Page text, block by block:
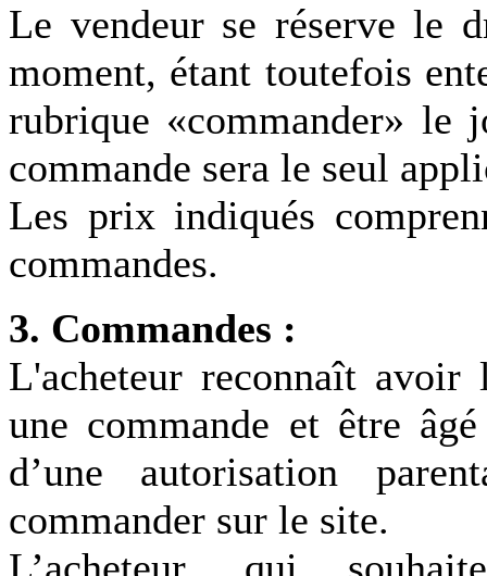
Le vendeur se réserve le
moment, étant toutefois
rubrique «commander» le
commande sera le seul
Les prix indiqués
commandes.
3. Commandes :
L'acheteur reconnaît avoir
une commande et être
d’une autorisation
commander sur le site.